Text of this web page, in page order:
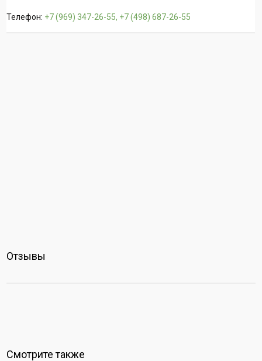
Телефон: +7 (969) 347-26-55, +7 (498) 687-26-55
Отзывы
Смотрите также